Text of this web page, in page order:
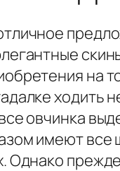
на
ходить
овчинка
имеют все
Однако